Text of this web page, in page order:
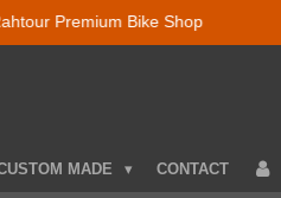
Premium Bike Shop
MADE CONTACT